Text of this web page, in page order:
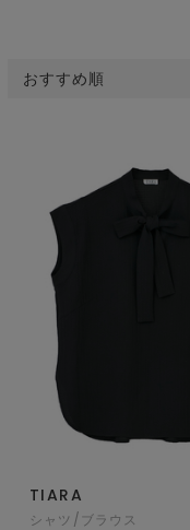
おすすめ順
TIARA
シャツ/ブラウス